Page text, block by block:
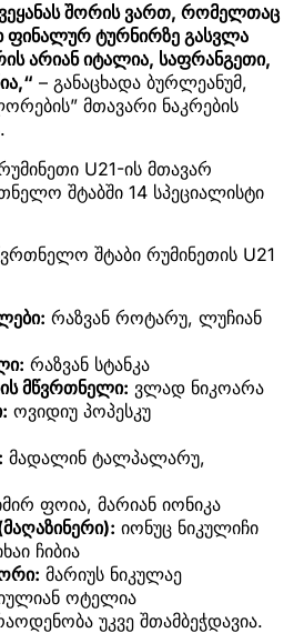
შორის ვართ, რომელთაც
ტურნირზე გასვლა
არიან იტალია, საფრანგეთი,
– განაცხადა ბურლეანუმ,
მთავარი ნაკრების
U21-ის მთავარ
შტაბში 14 სპეციალისტი
შტაბი რუმინეთის U21
რაზვან როტარუ, ლუჩიან
რაზვან სტანკა
მწვრთნელი: ვლად ნიკოარა
ოვიდიუ პოპესკუ
მადალინ ტალპალარუ,
ფოია, მარიან იონიკა
იონუც ნიკულიჩი
ჩიბია
მარიუს ნიკულაე
ოტელია
უკვე შთამბეჭდავია.